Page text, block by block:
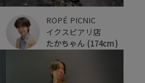
ROPÉ PICNIC
イクスピアリ店
たかちゃん (174cm)